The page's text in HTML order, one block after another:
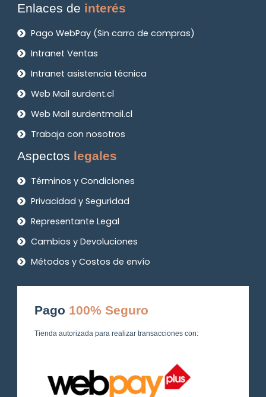
Enlaces de interés
Pago WebPay (Sin carro de compras)
Intranet Ventas
Intranet asistencia técnica
Web Mail surdent.cl
Web Mail surdentmail.cl
Trabaja con nosotros
Aspectos legales
Términos y Condiciones
Privacidad y Seguridad
Representante Legal
Cambios y Devoluciones
Métodos y Costos de envío
Pago 100% Seguro
Tienda autorizada para realizar transacciones con: